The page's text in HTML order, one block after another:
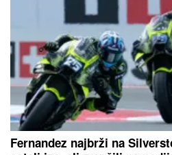
"NIJE IH BILO
TO VIDELI"
tvrdnjama o
"Želi da bude
selendri"